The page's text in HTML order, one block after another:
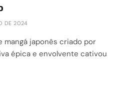
DE 2024
mangá japonês criado por
épica e envolvente cativou